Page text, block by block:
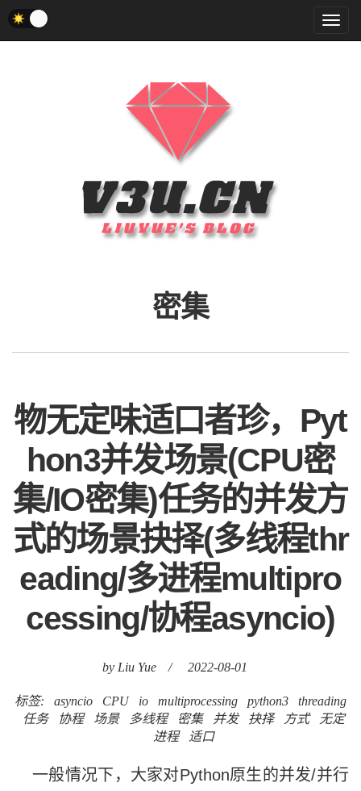
菜
单
密集
物无定味适口者珍，Pyt
hon3并发场景(CPU密
集/IO密集)任务的并发方
式的场景抉择(多线程thr
eading/多进程multipro
cessing/协程asyncio)
by Liu Yue / 2022-08-01
标签: asyncio CPU io multiprocessing python3
threading
任务
协程 场景 多线程 密集 并发 抉择 方式
无定
进程
适口
一般情况下，大家对Python原生的并发/并行